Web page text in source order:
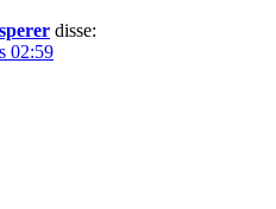
disse:
02:59